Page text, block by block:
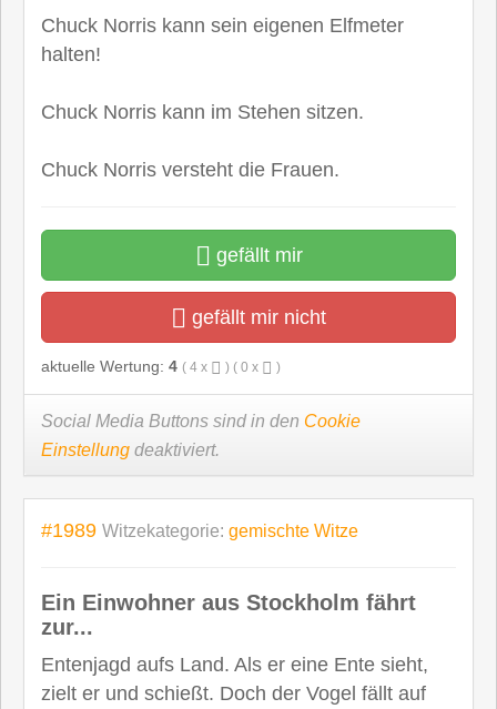
Chuck Norris kann sein eigenen Elfmeter
halten!
Chuck Norris kann im Stehen sitzen.
Chuck Norris versteht die Frauen.
gefällt mir
gefällt mir nicht
aktuelle Wertung: 4 ( 4 x ) ( 0 x )
Social Media Buttons sind in den Cookie
Einstellung deaktiviert.
#1989 Witzekategorie: gemischte Witze
Ein Einwohner aus Stockholm fährt
zur...
Entenjagd aufs Land. Als er eine Ente sieht,
zielt er und schießt. Doch der Vogel fällt auf